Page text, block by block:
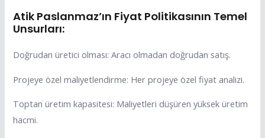
Atik Paslanmaz’ın Fiyat Politikasının Temel
Unsurları:
Doğrudan üretici olması: Aracı olmadan doğrudan satış.
Projeye özel maliyetlendirme: Her projeye özel fiyat analizi.
Toptan üretim kapasitesi: Maliyetleri düşüren yüksek üretim
hacmi.